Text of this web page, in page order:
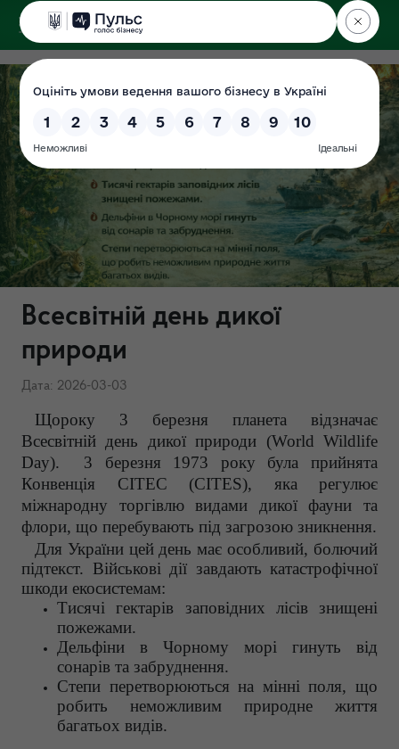
ДЕРЖЕКОІНСПЕКЦІЯ
Всесвітній день дикої
природи
Дата: 2026-03-03
Щороку 3 березня планета відзначає
Всесвітній день дикої природи (World Wildlife
Day). 3 березня 1973 року була прийнята
Конвенція СІТЕС (CITES), яка регулює
міжнародну торгівлю видами дикої фауни та
флори, що перебувають під загрозою зникнення.
Для України цей день має особливий, болючий
підтекст. Військові дії завдають катастрофічної
шкоди екосистемам:
Тисячі гектарів заповідних лісів знищені
пожежами.
Дельфіни в Чорному морі гинуть від
сонарів та забруднення.
Степи перетворюються на мінні поля, що
робить неможливим природне життя
багатьох видів.